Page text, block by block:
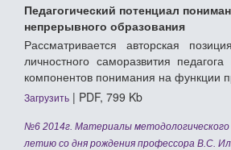
Педагогический потенциал
непрерывного образования
Рассматривается авторская
личностного саморазвития
компонентов понимания на функции
Загрузить | PDF, 799 Kb
№6 2014г. Материалы методологического
летию со дня рождения профессора В.С.